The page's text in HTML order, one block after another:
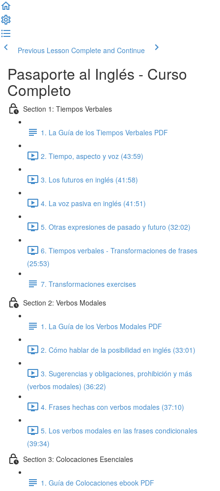
Previous Lesson Complete and Continue
Pasaporte al Inglés - Curso
Completo
Section 1: Tiempos Verbales
1. La Guía de los Tiempos Verbales PDF
2. Tiempo, aspecto y voz (43:59)
3. Los futuros en inglés (41:58)
4. La voz pasiva en inglés (41:51)
5. Otras expresiones de pasado y futuro (32:02)
6. Tiempos verbales - Transformaciones de frases
(25:53)
7. Transformaciones exercises
Section 2: Verbos Modales
1. La Guía de los Verbos Modales PDF
2. Cómo hablar de la posibilidad en inglés (33:01)
3. Sugerencias y obligaciones, prohibición y más
(verbos modales) (36:22)
4. Frases hechas con verbos modales (37:10)
5. Los verbos modales en las frases condicionales
(39:34)
Section 3: Colocaciones Esenciales
1. Guía de Colocaciones ebook PDF